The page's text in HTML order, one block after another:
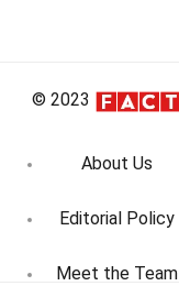
© 2023
About Us
Editorial Policy
Meet the Team